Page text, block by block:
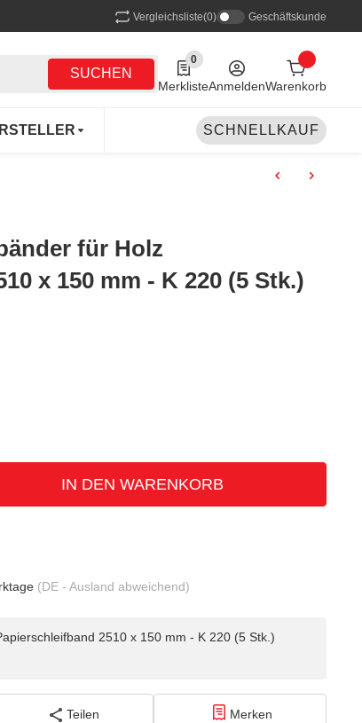
Vergleichsliste(0) Geschäftskunde
SUCHEN
0
0 Produkte in der Liste
MerklisteAnmeldenWarenkorb
SCHNELLKAUF
für Holz
x 150 mm - K 220 (5 Stk.)
IN DEN WARENKORB
(DE - Ausland abweichend)
2510 x 150 mm - K 220 (5 Stk.)
Teilen Merken